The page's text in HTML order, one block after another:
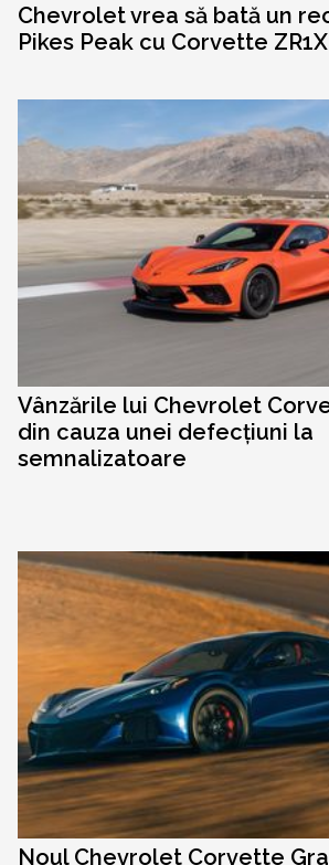
Chevrolet vrea să bată un
Pikes Peak cu Corvette ZR1X
Vânzările lui Chevrolet
din cauza unei defecțiuni la
semnalizatoare
Noul Chevrolet Corvette